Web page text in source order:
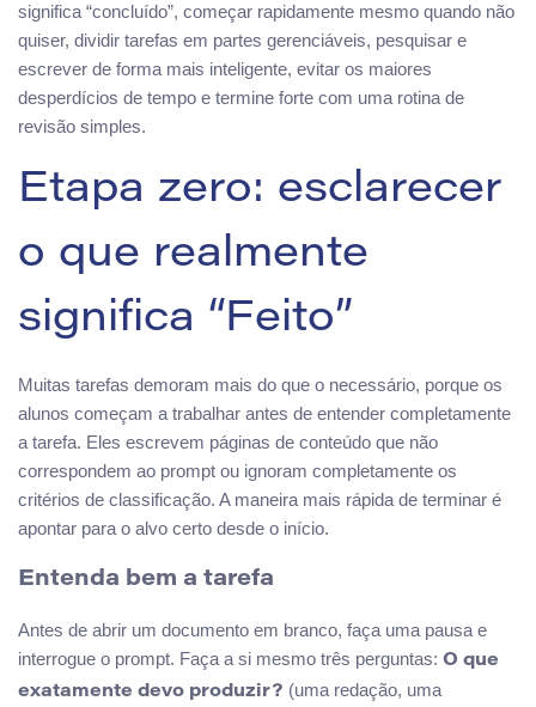
significa “concluído”, começar rapidamente mesmo quando não
quiser, dividir tarefas em partes gerenciáveis, pesquisar e
escrever de forma mais inteligente, evitar os maiores
desperdícios de tempo e termine forte com uma rotina de
revisão simples.
Etapa zero: esclarecer
o que realmente
significa “Feito”
Muitas tarefas demoram mais do que o necessário, porque os
alunos começam a trabalhar antes de entender completamente
a tarefa. Eles escrevem páginas de conteúdo que não
correspondem ao prompt ou ignoram completamente os
critérios de classificação. A maneira mais rápida de terminar é
apontar para o alvo certo desde o início.
Entenda bem a tarefa
Antes de abrir um documento em branco, faça uma pausa e
interrogue o prompt. Faça a si mesmo três perguntas: O que
exatamente devo produzir? (uma redação, uma